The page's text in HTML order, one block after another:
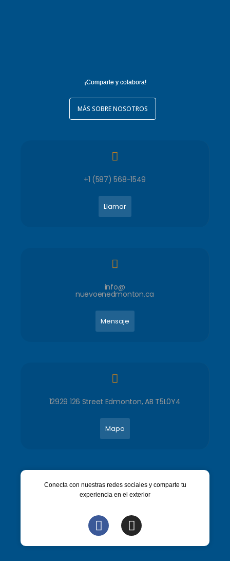
¡Comparte y colabora!
MÁS SOBRE NOSOTROS
+1 (587) 568-1549
Llamar
info@
nuevoenedmonton.ca
Mensaje
12929 126 Street Edmonton, AB T5L0Y4
Mapa
Conecta con nuestras redes sociales y comparte tu
experiencia en el exterior